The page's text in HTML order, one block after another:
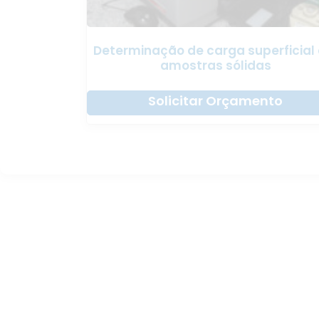
Determinação de carga superficial
amostras sólidas
Solicitar Orçamento